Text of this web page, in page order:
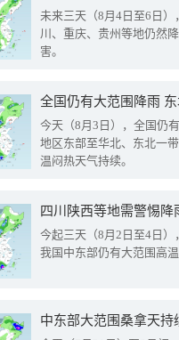
未来三天（8月4日至6日
川、重庆、贵州等地仍然
害。
全国仍有大范围降雨
今天（8月3日），全国仍
地区东部至华北、东北一
温闷热天气持续。
今起三天（8月2日至4日
我国中东部仍有大范围高
中东部大范围桑拿天